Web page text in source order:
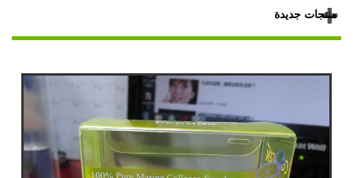
منتجات جديدة